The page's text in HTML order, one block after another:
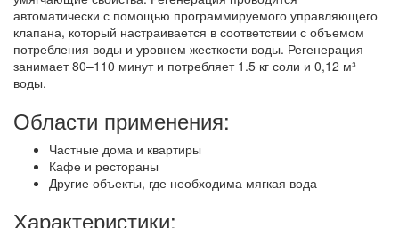
автоматически с помощью программируемого управляющего
клапана, который настраивается в соответствии с объемом
потребления воды и уровнем жесткости воды. Регенерация
занимает 80–110 минут и потребляет 1.5 кг соли и 0,12 м³
воды.
Области применения:
Частные дома и квартиры
Кафе и рестораны
Другие объекты, где необходима мягкая вода
Характеристики: